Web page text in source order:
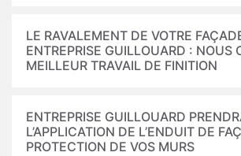
LE RAVALEMENT DE VOTRE
ENTREPRISE GUILLOUARD : NOUS
MEILLEUR TRAVAIL DE FINITION
ENTREPRISE GUILLOUARD
L’APPLICATION DE L’ENDUIT DE
PROTECTION DE VOS MURS